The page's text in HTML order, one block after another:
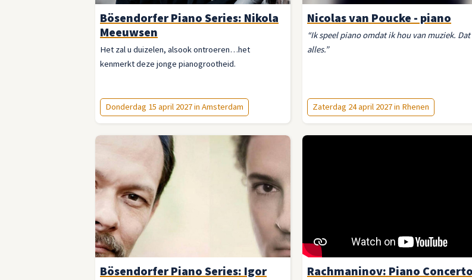
Bösendorfer Piano Series: Nikola
Meeuwsen
Het zal u duizelen, alsook ontroeren…het
kenmerkt deze jonge pianogrootheid.
Donderdag 15 april 2027 in Amsterdam
Nicolas van Poucke - piano
“Ik speel piano omdat ik hou van muziek. Dat
alles.”
Zaterdag 24 april 2027 in Rhenen
Bösendorfer Piano Series: Igor
Rachmaninov: Piano Concerto